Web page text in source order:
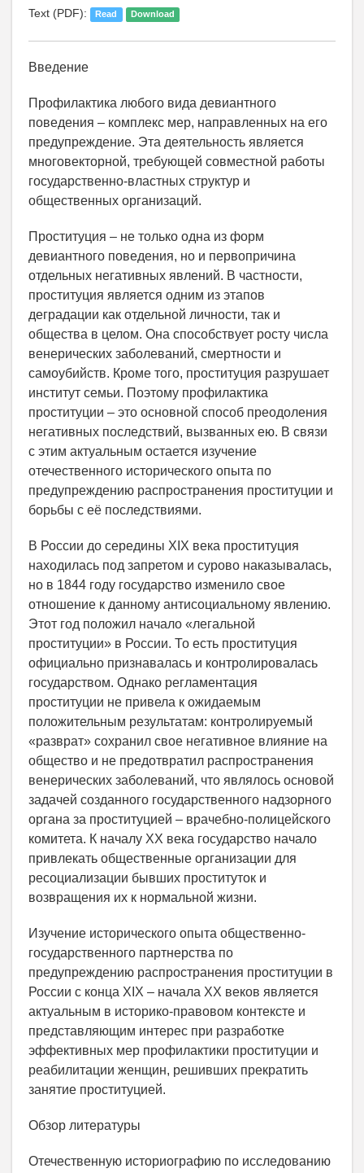
Text (PDF): Read Download
Введение
Профилактика любого вида девиантного
поведения – комплекс мер, направленных на его
предупреждение. Эта деятельность является
многовекторной, требующей совместной работы
государственно-властных структур и
общественных организаций.
Проституция – не только одна из форм
девиантного поведения, но и первопричина
отдельных негативных явлений. В частности,
проституция является одним из этапов
деградации как отдельной личности, так и
общества в целом. Она способствует росту числа
венерических заболеваний, смертности и
самоубийств. Кроме того, проституция разрушает
институт семьи. Поэтому профилактика
проституции – это основной способ преодоления
негативных последствий, вызванных ею. В связи
с этим актуальным остается изучение
отечественного исторического опыта по
предупреждению распространения проституции и
борьбы с её последствиями.
В России до середины XIX века проституция
находилась под запретом и сурово наказывалась,
но в 1844 году государство изменило свое
отношение к данному антисоциальному явлению.
Этот год положил начало «легальной
проституции» в России. То есть проституция
официально признавалась и контролировалась
государством. Однако регламентация
проституции не привела к ожидаемым
положительным результатам: контролируемый
«разврат» сохранил свое негативное влияние на
общество и не предотвратил распространения
венерических заболеваний, что являлось основой
задачей созданного государственного надзорного
органа за проституцией – врачебно-полицейского
комитета. К началу XX века государство начало
привлекать общественные организации для
ресоциализации бывших проституток и
возвращения их к нормальной жизни.
Изучение исторического опыта общественно-
государственного партнерства по
предупреждению распространения проституции в
России с конца XIX – начала XX веков является
актуальным в историко-правовом контексте и
представляющим интерес при разработке
эффективных мер профилактики проституции и
реабилитации женщин, решивших прекратить
занятие проституцией.
Обзор литературы
Отечественную историографию по исследованию